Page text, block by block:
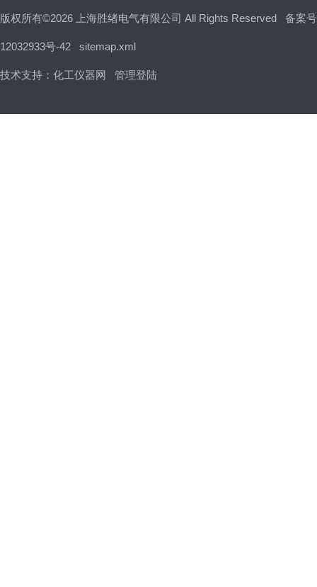
版权所有©2026 上海胜绪电气有限公司 All Rights Reserved 备案
12032933号-42 sitemap.xml
技术支持： 化工仪器网 管理登陆